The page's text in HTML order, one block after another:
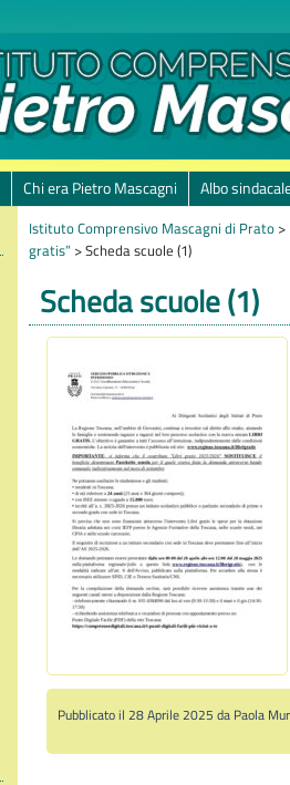
Chi era Pietro Mascagni Albo
Istituto Comprensivo Mascagni di Prato>
gratis”>Scheda scuole (1)
Scheda scuole (1)
Pubblicato il 28 Aprile 2025 da Paola